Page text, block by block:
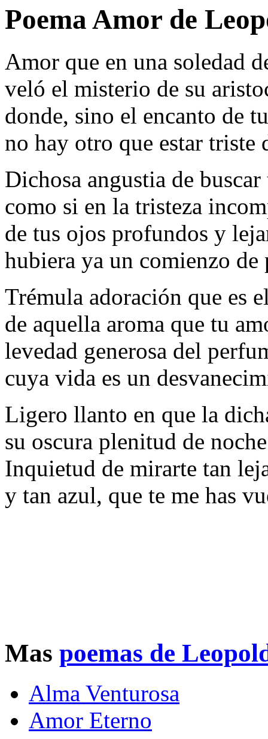
Poema Amor de
Amor que en una soledad
veló el misterio de su
donde, sino el encanto de
no hay otro que estar triste
Dichosa angustia de buscar
como si en la tristeza
de tus ojos profundos y
hubiera ya un comienzo de
Trémula adoración que es
de aquella aroma que tu
levedad generosa del
cuya vida es un
Ligero llanto en que la
su oscura plenitud de
Inquietud de mirarte tan
y tan azul, que te me has
Mas poemas de
Alma Venturosa
Amor Eterno